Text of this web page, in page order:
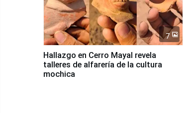
7
Hallazgo en Cerro Mayal revela
talleres de alfarería de la cultura
mochica